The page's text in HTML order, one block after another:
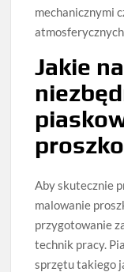
mechanicznymi
Jakie
Aby skutecznie
malowanie
przygotowanie
technik pracy.
sprzętu takiego